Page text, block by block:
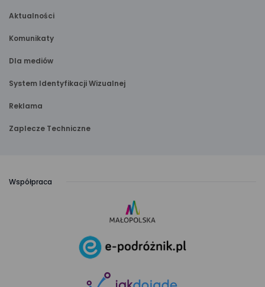
Aktualności
Komunikaty
Dla mediów
System Identyfikacji Wizualnej
Reklama
Zaplecze Techniczne
Współpraca
w nowejlink
otwiera